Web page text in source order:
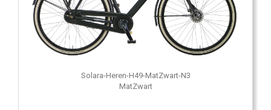
Solara-Heren-H49-MatZwart-N3
MatZwart